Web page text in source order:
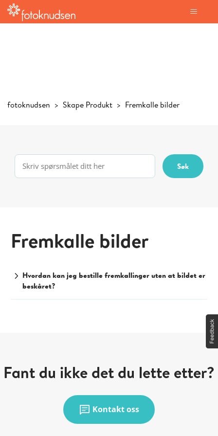
fotoknudsen Skape Produkt Fremkalle bilder
Fremkalle bilder
chevron_right Hvordan kan jeg bestille fremkallinger uten at bildet er
beskåret?
Fant du ikke det du lette etter?
chat Kontakt oss